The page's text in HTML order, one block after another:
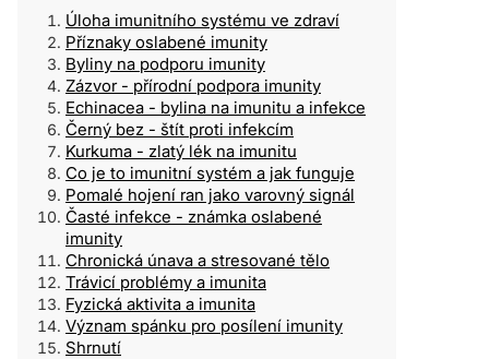
Úloha imunitního systému ve zdraví
Příznaky oslabené imunity
Byliny na podporu imunity
Zázvor - přírodní podpora imunity
Echinacea - bylina na imunitu a infekce
Černý bez - štít proti infekcím
Kurkuma - zlatý lék na imunitu
Co je to imunitní systém a jak funguje
Pomalé hojení ran jako varovný signál
Časté infekce - známka oslabené
imunity
Chronická únava a stresované tělo
Trávicí problémy a imunita
Fyzická aktivita a imunita
Význam spánku pro posílení imunity
Shrnutí